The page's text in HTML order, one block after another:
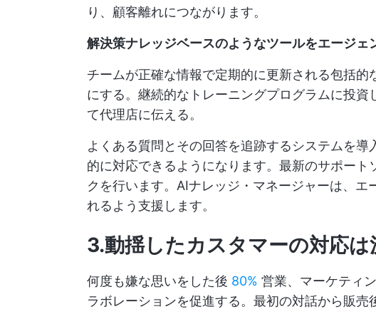
り、顧客離れにつながります。
解決策ナレッジベースのようなツールをエージェ
チームが正確な情報で定期的に更新される包括的
にする。継続的なトレーニングプログラムに投
て代理店に伝える。
よくある質問とその回答を追跡するシステムを
的に対応できるようになります。最新のサポー
クを行います。AIナレッジ・マネージャーは、エ
れるよう支援します。
3.動揺したカスタマーの対応
何度も嫌な思いをした後 80% 営業、マーケティ
ラボレーションを促進する。最初の対話から販